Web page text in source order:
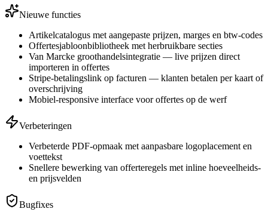
Nieuwe functies
Artikelcatalogus met aangepaste prijzen, marges en btw-codes
Offertesjabloonbibliotheek met herbruikbare secties
Van Marcke groothandelsintegratie — live prijzen direct
importeren in offertes
Stripe-betalingslink op facturen — klanten betalen per kaart of
overschrijving
Mobiel-responsive interface voor offertes op de werf
Verbeteringen
Verbeterde PDF-opmaak met aanpasbare logoplacement en
voettekst
Snellere bewerking van offerteregels met inline hoeveelheids-
en prijsvelden
Bugfixes